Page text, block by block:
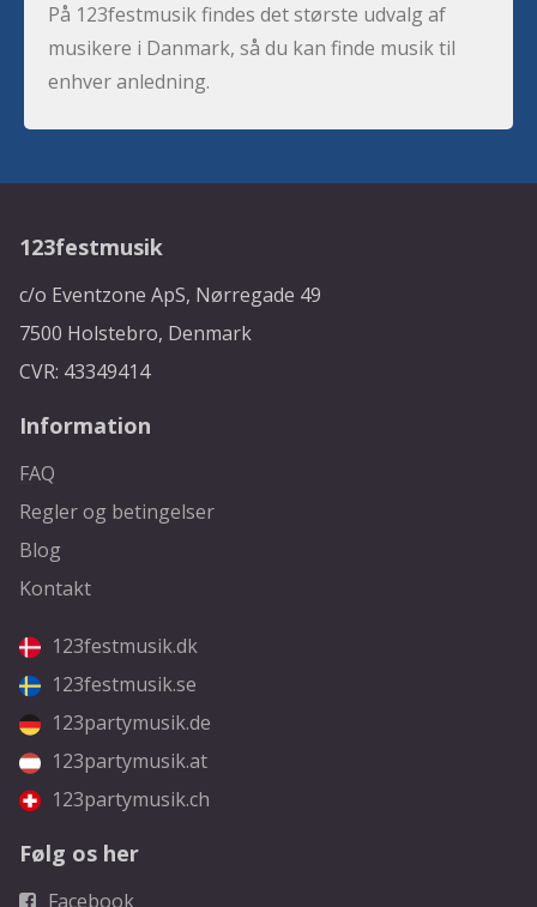
På 123festmusik findes det største udvalg af
musikere i Danmark, så du kan finde musik til
enhver anledning.
123festmusik
c/o Eventzone ApS, Nørregade 49
7500 Holstebro, Denmark
CVR: 43349414
Information
FAQ
Regler og betingelser
Blog
Kontakt
123festmusik.dk
123festmusik.se
123partymusik.de
123partymusik.at
123partymusik.ch
Følg os her
Facebook